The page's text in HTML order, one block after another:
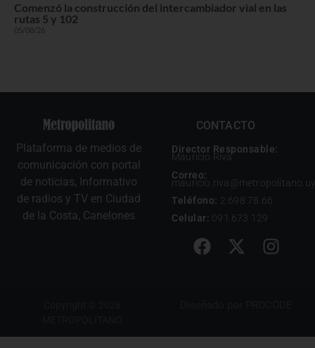
Comenzó la construcción del intercambiador vial en las
rutas 5 y 102
05/08/26
Plataforma de medios de
comunicación con portal
de noticias, Informativo
de radios y TV en Ciudad
de la Costa, Canelones
CONTACTO
Director Responsable:
Mauricio Riva
Correo:
mauricio.riva@metropolitano.uy
Teléfono: 2 698 78 66
Celular: 091 673 129